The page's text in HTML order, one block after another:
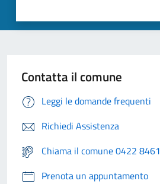
Contatta il comune
Leggi le domande frequenti
Richiedi Assistenza
Chiama il comune 0422 8461
Prenota un appuntamento